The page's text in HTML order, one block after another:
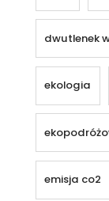
dwutlenek
ekologia
emisja co2